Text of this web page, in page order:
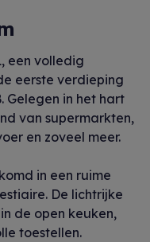
een volledig
eerste verdieping
Gelegen in het hart
van supermarkten,
en zoveel meer.
in een ruime
De lichtrijke
de open keuken,
toestellen.